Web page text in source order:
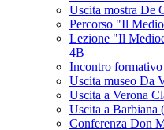
Uscita mostra De
Percorso "Il
Lezione "Il
4B
Incontro
Uscita museo Da
Uscita a Verona
Uscita a Barbiana
Conferenza Don